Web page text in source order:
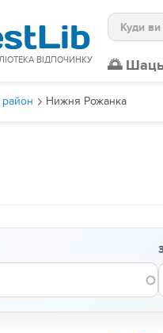
ВІДПОЧИНКУ
Пошук
🌅
Нижня Рожанка